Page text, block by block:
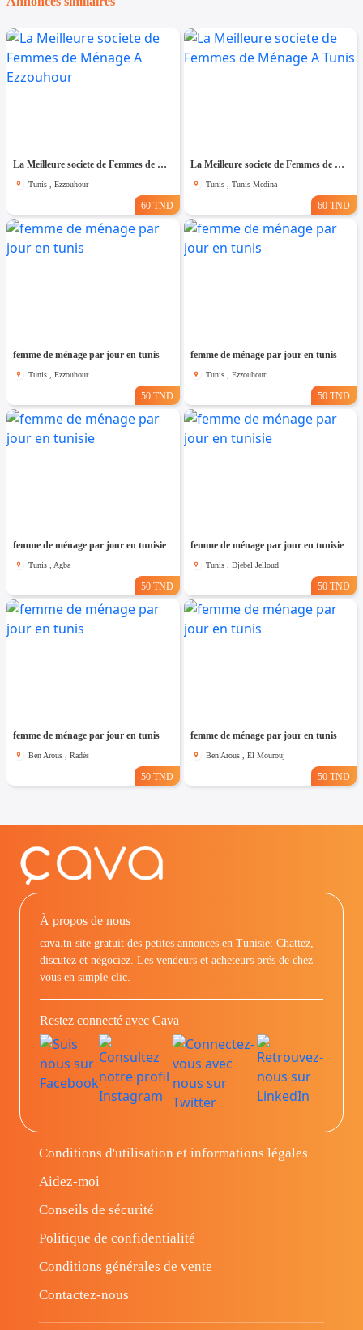
La Meilleure societe de Femmes de Ménage A Ezzouhour
Tunis , Ezzouhour
60 TND
La Meilleure societe de Femmes de Ménage A Tunis
Tunis , Tunis Medina
60 TND
femme de ménage par jour en tunis
Tunis , Ezzouhour
50 TND
femme de ménage par jour en tunis
Tunis , Ezzouhour
50 TND
femme de ménage par jour en tunisie
Tunis , Agba
50 TND
femme de ménage par jour en tunisie
Tunis , Djebel Jelloud
50 TND
femme de ménage par jour en tunis
Ben Arous , Radès
50 TND
femme de ménage par jour en tunis
Ben Arous , El Mourouj
50 TND
À propos de nous
cava.tn site gratuit des petites annonces en Tunisie: Chattez,
discutez et négociez. Les vendeurs et acheteurs prés de chez
vous en simple clic.
Restez connecté avec Cava
Conditions d'utilisation et informations légales
Aidez-moi
Conseils de sécurité
Politique de confidentialité
Conditions générales de vente
Contactez-nous